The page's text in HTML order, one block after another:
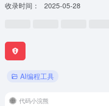
收录时间： 2025-05-28
AI编程工具
代码小浣熊